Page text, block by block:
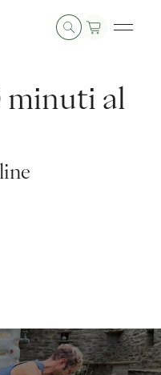
minuti al